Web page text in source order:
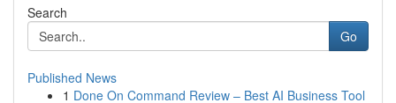
Search
Go
Published News
1 Done On Command Review – Best AI Business Tool